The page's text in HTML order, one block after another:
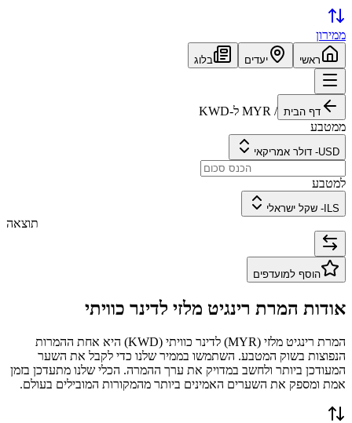
ממירון
ראשי יעדים בלוג
דף הבית /
MYR ל-KWD
ממטבע
USD
- דולר אמריקאי
למטבע
ILS
- שקל ישראלי
תוצאה
הוסף למועדפים
אודות המרת רינגיט מלזי לדינר כוויתי
המרת רינגיט מלזי (
MYR) לדינר כוויתי (
KWD) היא אחת ההמרות
הנפוצות בשוק המטבע. השתמשו בממיר שלנו כדי לקבל את השער
המעודכן ביותר ולחשב במדויק את ערך ההמרה. הכלי שלנו מתעדכן בזמן
אמת ומספק את השערים האמינים ביותר מהמקורות המובילים בעולם.